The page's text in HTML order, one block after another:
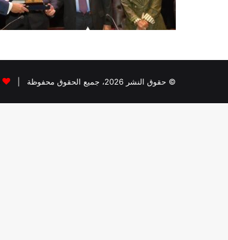
© حقوق النشر 2026، جميع الحقوق محفوظة |